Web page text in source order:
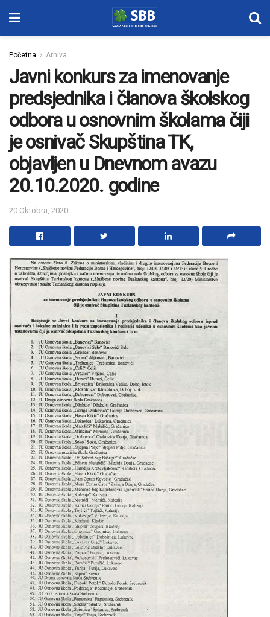
Početna Arhiva
Javni konkurs za imenovanje
predsjednika i članova školskog
odbora u osnovnim školama čiji
je osnivač Skupština TK,
objavljen u Dnevnom avazu
20.10.2020. godine
20 Oktobra, 2020